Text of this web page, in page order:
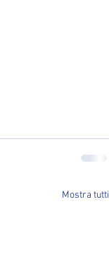
Mostra tutti